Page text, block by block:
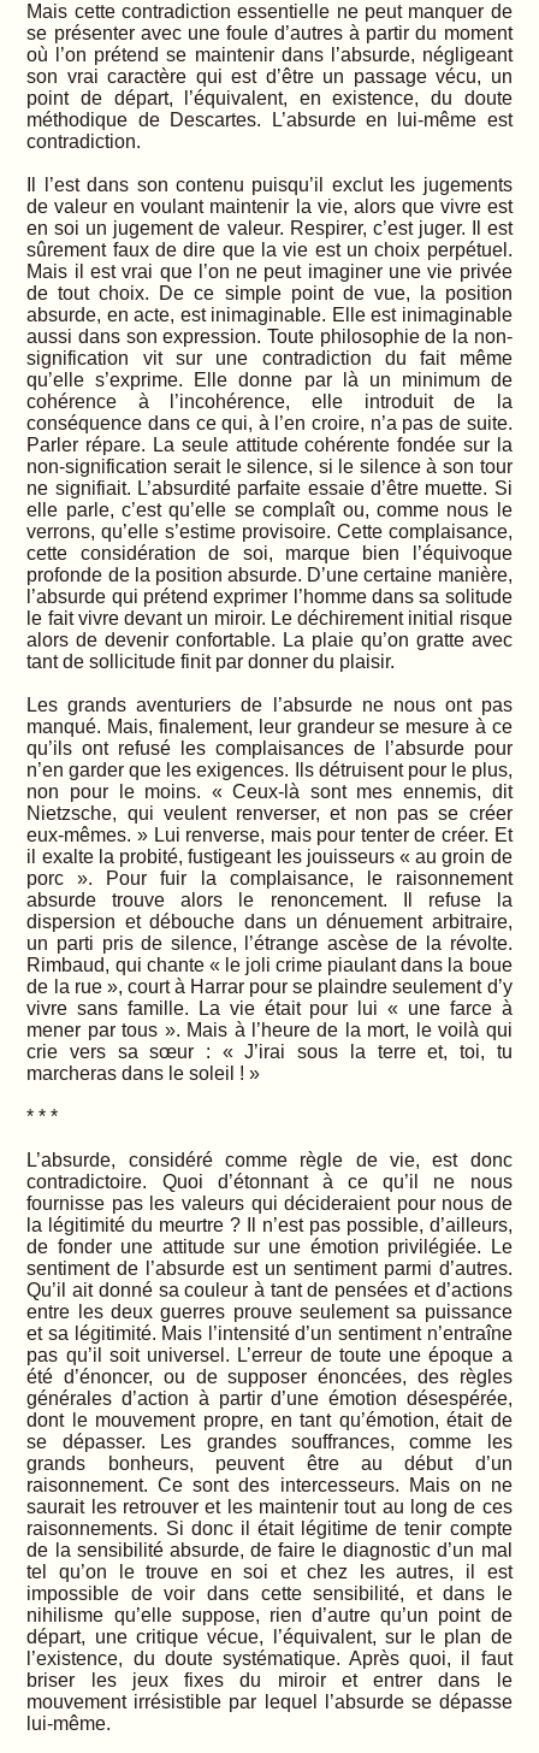
Mais cette contradiction essentielle ne peut manquer de
se présenter avec une foule d’autres à partir du moment
où l’on prétend se maintenir dans l’absurde, négligeant
son vrai caractère qui est d’être un passage vécu, un
point de départ, l’équivalent, en existence, du doute
méthodique de Descartes. L’absurde en lui-même est
contradiction.
Il l’est dans son contenu puisqu’il exclut les jugements
de valeur en voulant maintenir la vie, alors que vivre est
en soi un jugement de valeur. Respirer, c’est juger. Il est
sûrement faux de dire que la vie est un choix perpétuel.
Mais il est vrai que l’on ne peut imaginer une vie privée
de tout choix. De ce simple point de vue, la position
absurde, en acte, est inimaginable. Elle est inimaginable
aussi dans son expression. Toute philosophie de la non-
signification vit sur une contradiction du fait même
qu’elle s’exprime. Elle donne par là un minimum de
cohérence à l’incohérence, elle introduit de la
conséquence dans ce qui, à l’en croire, n’a pas de suite.
Parler répare. La seule attitude cohérente fondée sur la
non-signification serait le silence, si le silence à son tour
ne signifiait. L’absurdité parfaite essaie d’être muette. Si
elle parle, c’est qu’elle se complaît ou, comme nous le
verrons, qu’elle s’estime provisoire. Cette complaisance,
cette considération de soi, marque bien l’équivoque
profonde de la position absurde. D’une certaine manière,
l’absurde qui prétend exprimer l’homme dans sa solitude
le fait vivre devant un miroir. Le déchirement initial risque
alors de devenir confortable. La plaie qu’on gratte avec
tant de sollicitude finit par donner du plaisir.
Les grands aventuriers de l’absurde ne nous ont pas
manqué. Mais, finalement, leur grandeur se mesure à ce
qu’ils ont refusé les complaisances de l’absurde pour
n’en garder que les exigences. Ils détruisent pour le plus,
non pour le moins. « Ceux-là sont mes ennemis, dit
Nietzsche, qui veulent renverser, et non pas se créer
eux-mêmes. » Lui renverse, mais pour tenter de créer. Et
il exalte la probité, fustigeant les jouisseurs « au groin de
porc ». Pour fuir la complaisance, le raisonnement
absurde trouve alors le renoncement. Il refuse la
dispersion et débouche dans un dénuement arbitraire,
un parti pris de silence, l’étrange ascèse de la révolte.
Rimbaud, qui chante « le joli crime piaulant dans la boue
de la rue », court à Harrar pour se plaindre seulement d’y
vivre sans famille. La vie était pour lui « une farce à
mener par tous ». Mais à l’heure de la mort, le voilà qui
crie vers sa sœur : « J’irai sous la terre et, toi, tu
marcheras dans le soleil ! »
* * *
L’absurde, considéré comme règle de vie, est donc
contradictoire. Quoi d’étonnant à ce qu’il ne nous
fournisse pas les valeurs qui décideraient pour nous de
la légitimité du meurtre ? Il n’est pas possible, d’ailleurs,
de fonder une attitude sur une émotion privilégiée. Le
sentiment de l’absurde est un sentiment parmi d’autres.
Qu’il ait donné sa couleur à tant de pensées et d’actions
entre les deux guerres prouve seulement sa puissance
et sa légitimité. Mais l’intensité d’un sentiment n’entraîne
pas qu’il soit universel. L’erreur de toute une époque a
été d’énoncer, ou de supposer énoncées, des règles
générales d’action à partir d’une émotion désespérée,
dont le mouvement propre, en tant qu’émotion, était de
se dépasser. Les grandes souffrances, comme les
grands bonheurs, peuvent être au début d’un
raisonnement. Ce sont des intercesseurs. Mais on ne
saurait les retrouver et les maintenir tout au long de ces
raisonnements. Si donc il était légitime de tenir compte
de la sensibilité absurde, de faire le diagnostic d’un mal
tel qu’on le trouve en soi et chez les autres, il est
impossible de voir dans cette sensibilité, et dans le
nihilisme qu’elle suppose, rien d’autre qu’un point de
départ, une critique vécue, l’équivalent, sur le plan de
l’existence, du doute systématique. Après quoi, il faut
briser les jeux fixes du miroir et entrer dans le
mouvement irrésistible par lequel l’absurde se dépasse
lui-même.